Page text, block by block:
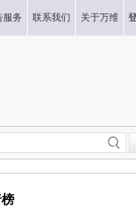
服务 联系我们 关于万维